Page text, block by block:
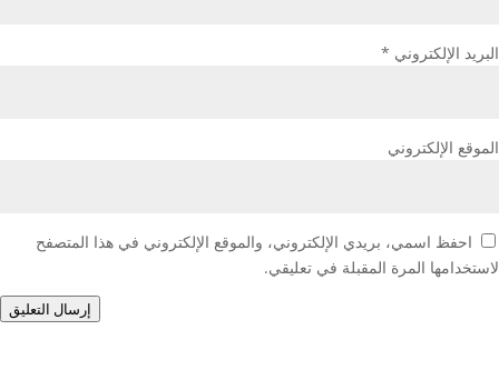
البريد الإلكتروني *
الموقع الإلكتروني
احفظ اسمي، بريدي الإلكتروني، والموقع الإلكتروني في هذا المتصفح
لاستخدامها المرة المقبلة في تعليقي.
إرسال التعليق